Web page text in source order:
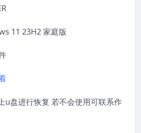
11 23H2 家庭版
u盘进行恢复 若不会使用可联系作